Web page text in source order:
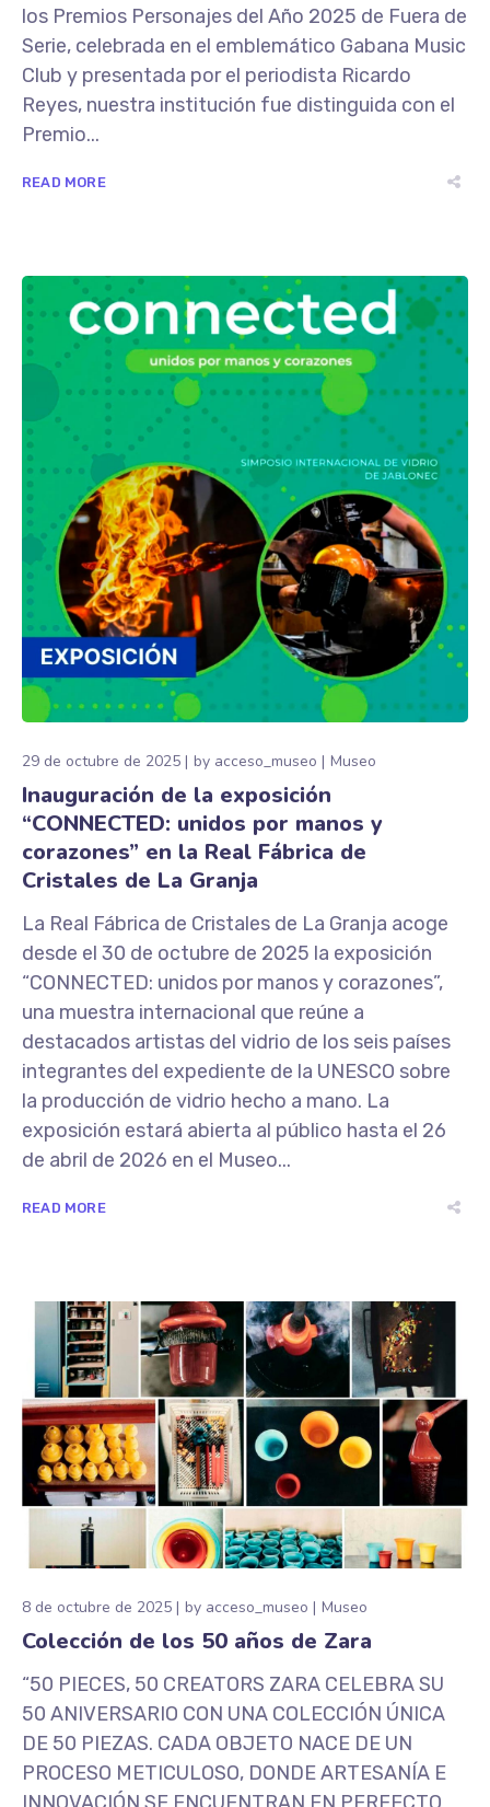
los Premios Personajes del Año 2025 de Fuera de
Serie, celebrada en el emblemático Gabana Music
Club y presentada por el periodista Ricardo
Reyes, nuestra institución fue distinguida con el
Premio...
READ MORE
29 de octubre de 2025 by acceso_museo Museo
Inauguración de la exposición
“CONNECTED: unidos por manos y
corazones” en la Real Fábrica de
Cristales de La Granja
La Real Fábrica de Cristales de La Granja acoge
desde el 30 de octubre de 2025 la exposición
“CONNECTED: unidos por manos y corazones”,
una muestra internacional que reúne a
destacados artistas del vidrio de los seis países
integrantes del expediente de la UNESCO sobre
la producción de vidrio hecho a mano. La
exposición estará abierta al público hasta el 26
de abril de 2026 en el Museo...
READ MORE
8 de octubre de 2025 by acceso_museo Museo
Colección de los 50 años de Zara
“50 PIECES, 50 CREATORS ZARA CELEBRA SU
50 ANIVERSARIO CON UNA COLECCIÓN ÚNICA
DE 50 PIEZAS. CADA OBJETO NACE DE UN
PROCESO METICULOSO, DONDE ARTESANÍA E